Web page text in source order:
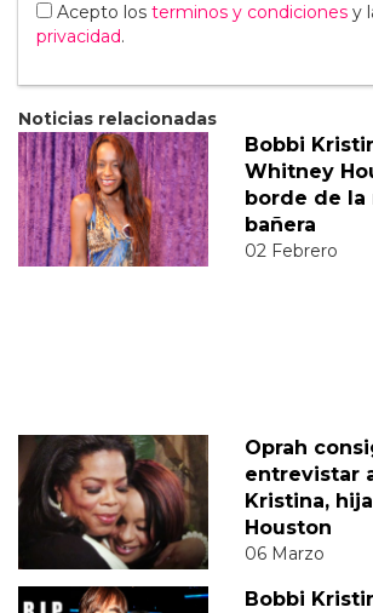
Acepto los terminos y condiciones y
privacidad.
Noticias relacionadas
Bobbi
Whitney
borde de
bañera
02 Febrero
Oprah
entrevistar
Kristina,
Houston
06 Marzo
Bobbi